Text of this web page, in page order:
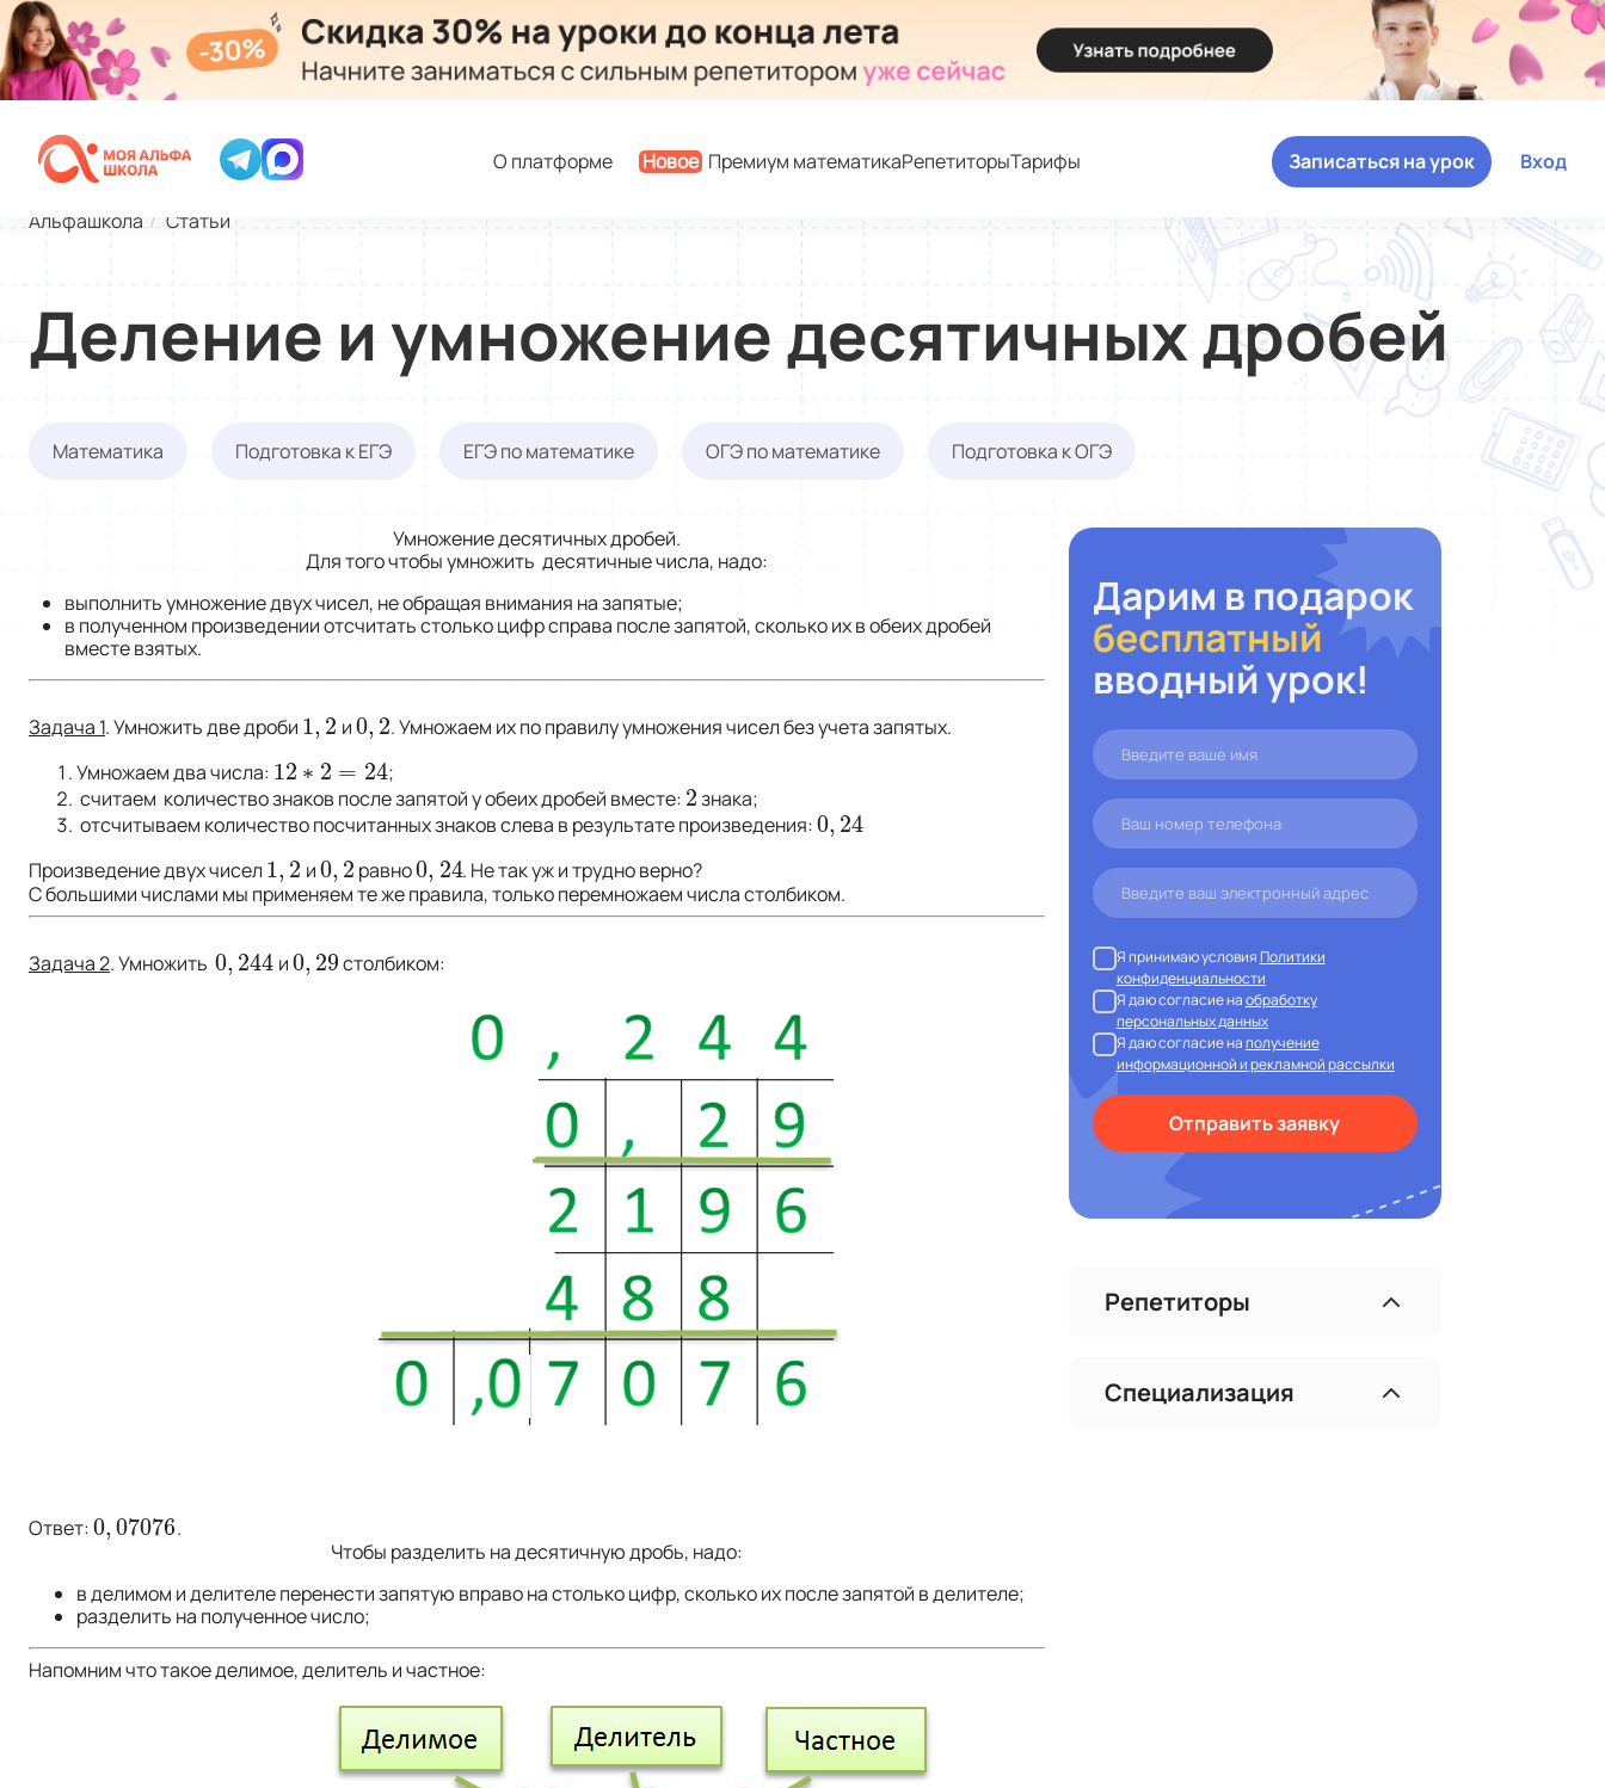
О платформе Новое Премиум математикаРепетиторыТарифы Вход
Записаться на урок
Альфашкола Статьи
Деление и умножение десятичных дробей
Математика Подготовка к ЕГЭ ЕГЭ по математике ОГЭ по математике Подготовка к ОГЭ
Умножение десятичных дробей.
Для того чтобы умножить десятичные числа, надо:
выполнить умножение двух чисел, не обращая внимания на запятые;
в полученном произведении отсчитать столько цифр справа после запятой, сколько их в обеих дробей
вместе взятых.
Задача 1. Умножить две дроби 1, 2
1,2 и0, 2
0,2 . Умножаем их по правилу умножения чисел без учета запятых.
Умножаем два числа: 12 ∗ 2 = 24
12∗2 = 24
;
cчитаем количество знаков после запятой у обеих дробей вместе: 2
2знака;
отсчитываем количество посчитанных знаков слева в результате произведения:0, 24
0,24
Произведение двух чисел 1, 2
1,2 и0, 2
0,2 равно0, 24
0,24 . Не так уж и трудно верно?
С большими числами мы применяем те же правила, только перемножаем числа столбиком.
Задача 2. Умножить 0, 244
0,244 и0, 29
0,29 столбиком:
Ответ:0, 07076
0,07076 .
Чтобы разделить на десятичную дробь, надо:
в делимом и делителе перенести запятую вправо на столько цифр, сколько их после запятой в делителе;
разделить на полученное число;
Напомним что такое делимое, делитель и частное:
Дарим в подарок
бесплатный
вводный урок!
Я принимаю условияПолитики
конфиденциальности
Я даю согласие наобработку
персональных данных
Я даю согласие наполучение
информационной и рекламной рассылки
Отправить заявку
Репетиторы
Специализация